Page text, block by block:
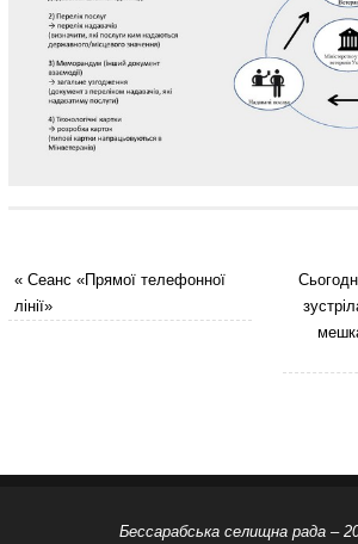
«Сеанс «Прямої телефонної
лінії»
Бессарабська селищна рада –